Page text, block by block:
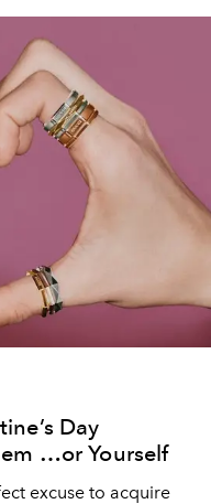
Day
…or Yourself
excuse to acquire